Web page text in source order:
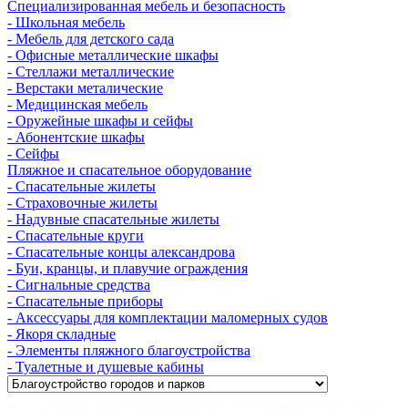
Cпециализированная мебель и безопасность
- Школьная мебель
- Мебель для детского сада
- Офисные металлические шкафы
- Стеллажи металлические
- Верстаки металические
- Медицинская мебель
- Оружейные шкафы и сейфы
- Абонентские шкафы
- Сейфы
Пляжное и спасательное оборудование
- Спасательные жилеты
- Страховочные жилеты
- Надувные спасательные жилеты
- Спасательные круги
- Спасательные концы александрова
- Буи, кранцы, и плавучие ограждения
- Сигнальные средства
- Спасательные приборы
- Аксессуары для комплектации маломерных судов
- Якоря складные
- Элементы пляжного благоустройства
- Туалетные и душевые кабины